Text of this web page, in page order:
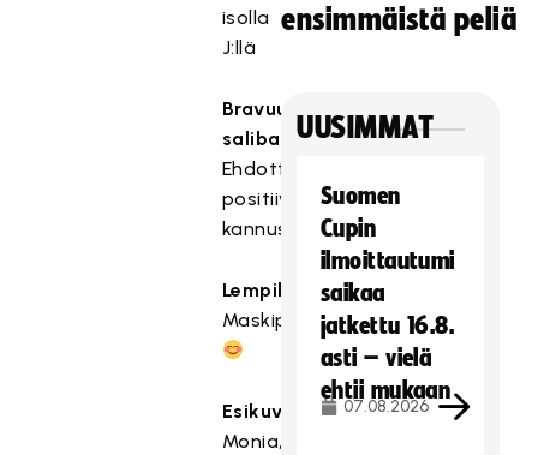
isolla
J:llä
Bravuuri
salibandykentällä
Ehdottomasti
positiivinen
kannustaminen
Lempiharjoite
Maskipelaaminen
Esikuva
Monia,
ensimmäistä peliä
UUSIMMAT
Suomen
Cupin
ilmoittautumi
saikaa
jatkettu 16.8.
asti – vielä
ehtii mukaan
07.08.2026